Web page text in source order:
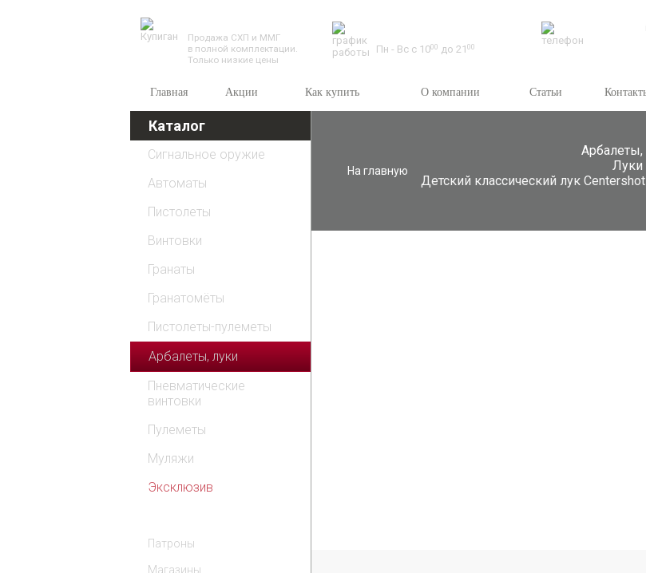
Продажа СХП и ММГ
в полной комплектации.
Только низкие цены
Пн - Вс с 1000 до 21 00
Главная Акции Как купить О компании Статьи
Арбалеты,
Луки
Детский классический лук
На главную
Каталог
Сигнальное оружие
Автоматы
Пистолеты
Винтовки
Гранаты
Гранатомёты
Пистолеты-пулеметы
Арбалеты, луки
Пневматические
винтовки
Пулеметы
Муляжи
Эксклюзив
Патроны
Магазины